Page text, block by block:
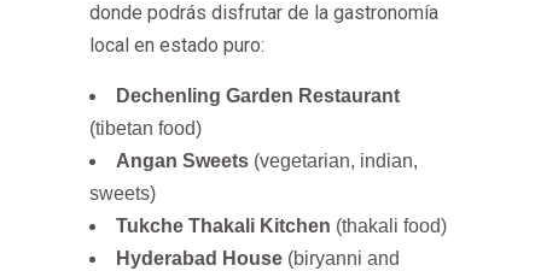
donde podrás disfrutar de la gastronomía
local en estado puro:
Dechenling Garden Restaurant
(tibetan food)
Angan Sweets (vegetarian, indian,
sweets)
Tukche Thakali Kitchen (thakali food)
Hyderabad House (biryanni and